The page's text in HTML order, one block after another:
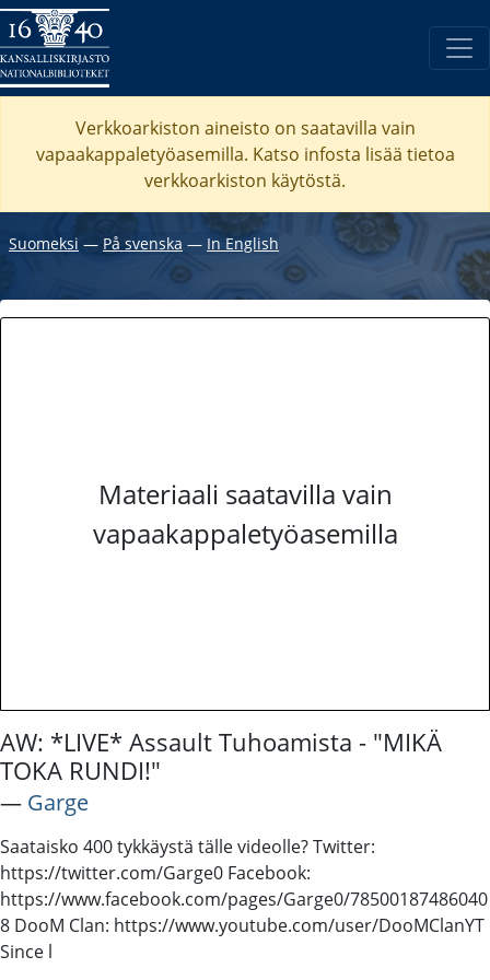
Verkkoarkiston aineisto on saatavilla vain
vapaakappaletyöasemilla. Katso infosta lisää tietoa
verkkoarkiston käytöstä.
Suomeksi ― På svenska ― In English
Materiaali saatavilla vain
vapaakappaletyöasemilla
AW: *LIVE* Assault Tuhoamista - "MIKÄ
TOKA RUNDI!"
― Garge
Saataisko 400 tykkäystä tälle videolle? Twitter:
https://twitter.com/Garge0 Facebook:
https://www.facebook.com/pages/Garge0/78500187486040
8 DooM Clan: https://www.youtube.com/user/DooMClanYT
Since l